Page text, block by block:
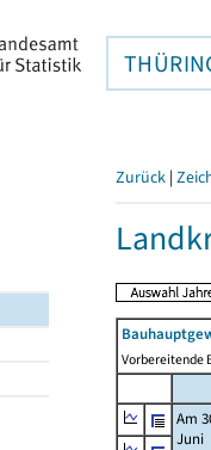
Zurück |
Vorbereitende
Am
Juni